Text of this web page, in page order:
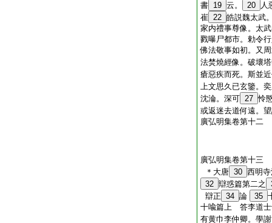
書 19 云。 20
人
崔 22 皓説魏太武
家内禮事尊像。太
戮曝尸都市。勅令
佛法敬事如初。又
法焚燒經像。破壞
瘡惡疾而死。斯並
上文思久已玄鑒。
沈淪。深可 27 怜
或返迷去道何遠。
廣弘明集卷第十二
廣弘明集卷第十三
＊大唐 30 西明
32 辯惑篇第二之
辯正 34 論 35
十喩篇上 答李道士
有黄巾李仲卿。學